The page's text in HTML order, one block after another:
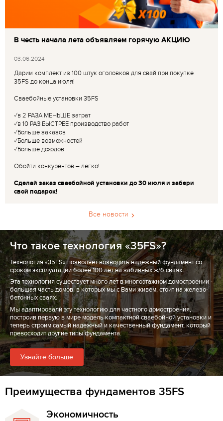
В честь начала лета объявляем горячую АКЦИЮ
03.06.2024
Дарим комплект из 100 штук оголовков для свай при покупке
35FS до конца июля!
Сваебойные установки 35FS
✓в 2 РАЗА МЕНЬШЕ затрат
✓в 10 РАЗ БЫСТРЕЕ производство работ
✓Больше заказов
✓Больше возможностей
✓Больше доходов
Обойти конкурентов – легко!
Сделай заказ сваебойной установки до 30 июля и забери
свой подарок!
Все новости
Что такое технология «35FS»?
Технология «35FS» позволяет возводить надежный фундамент со
сроком эксплуатации более 100 лет на забивных ж/б сваях.
Эта технология существует много лет в многоэтажном домостроении -
большая часть домов, в которых мы с Вами живем, стоит на железо-
бетонных сваях.
Мы адаптировали эту технологию для частного домостроения,
построив первую в мире модель компактной сваебойной установки и
теперь строим самый надежный и качественный фундамент, который
превосходит другие типы фундамента.
Узнайте больше
Преимущества фундаментов 35FS
Экономичность